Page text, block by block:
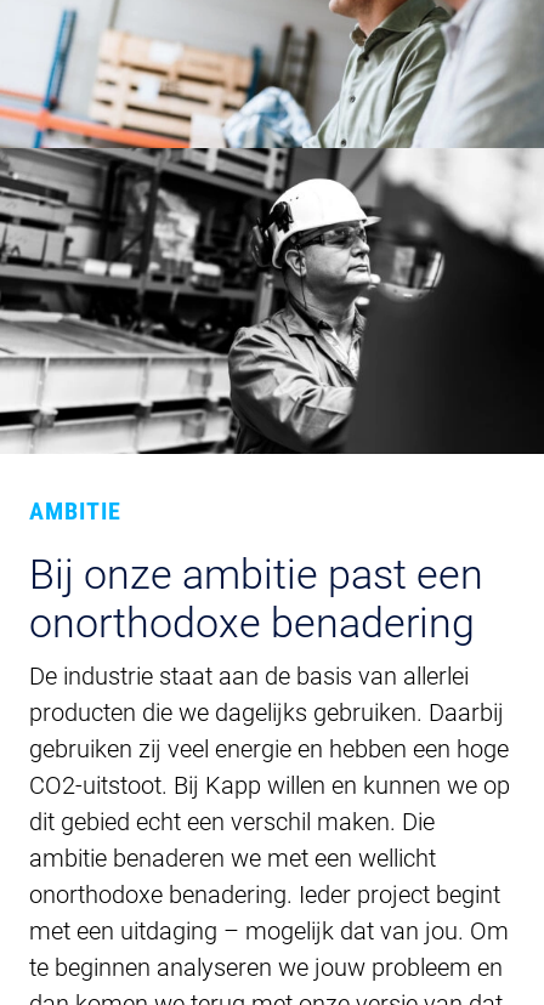
AMBITIE
Bij onze ambitie past een
onorthodoxe benadering
De industrie staat aan de basis van allerlei
producten die we dagelijks gebruiken. Daarbij
gebruiken zij veel energie en hebben een hoge
CO2-uitstoot. Bij Kapp willen en kunnen we op
dit gebied echt een verschil maken. Die
ambitie benaderen we met een wellicht
onorthodoxe benadering. Ieder project begint
met een uitdaging – mogelijk dat van jou. Om
te beginnen analyseren we jouw probleem en